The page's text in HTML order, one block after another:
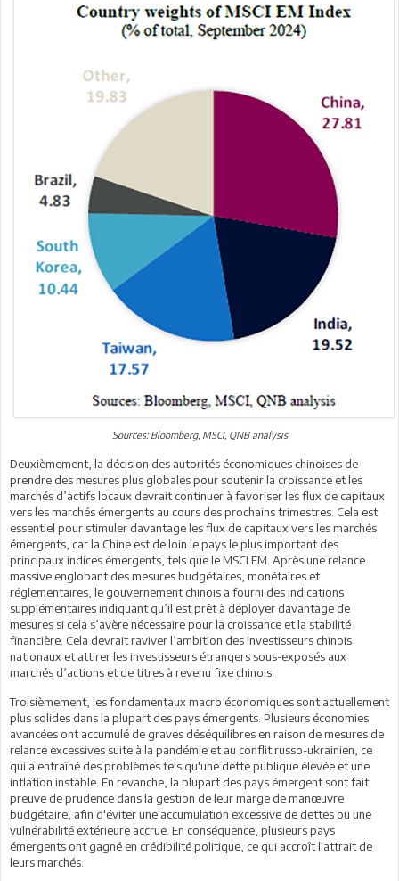
Sources: Bloomberg, MSCI, QNB analysis
Deuxièmement, la décision des autorités économiques chinoises de
prendre des mesures plus globales pour soutenir la croissance et les
marchés d’actifs locaux devrait continuer à favoriser les flux de capitaux
vers les marchés émergents au cours des prochains trimestres. Cela est
essentiel pour stimuler davantage les flux de capitaux vers les marchés
émergents, car la Chine est de loin le pays le plus important des
principaux indices émergents, tels que le MSCI EM. Après une relance
massive englobant des mesures budgétaires, monétaires et
réglementaires, le gouvernement chinois a fourni des indications
supplémentaires indiquant qu’il est prêt à déployer davantage de
mesures si cela s’avère nécessaire pour la croissance et la stabilité
financière. Cela devrait raviver l’ambition des investisseurs chinois
nationaux et attirer les investisseurs étrangers sous-exposés aux
marchés d’actions et de titres à revenu fixe chinois.
Troisièmement, les fondamentaux macro économiques sont actuellement
plus solides dans la plupart des pays émergents. Plusieurs économies
avancées ont accumulé de graves déséquilibres en raison de mesures de
relance excessives suite à la pandémie et au conflit russo-ukrainien, ce
qui a entraîné des problèmes tels qu'une dette publique élevée et une
inflation instable. En revanche, la plupart des pays émergent sont fait
preuve de prudence dans la gestion de leur marge de manœuvre
budgétaire, afin d'éviter une accumulation excessive de dettes ou une
vulnérabilité extérieure accrue. En conséquence, plusieurs pays
émergents ont gagné en crédibilité politique, ce qui accroît l'attrait de
leurs marchés.